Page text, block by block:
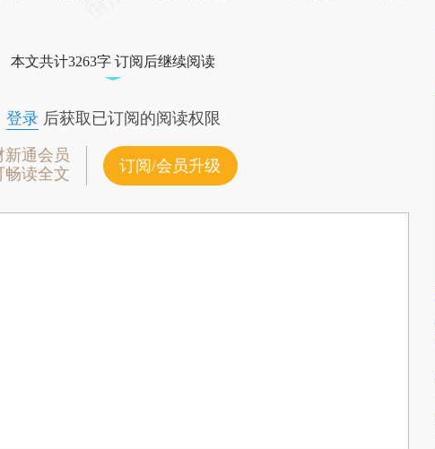
本文共计3263字 订阅后继续阅读
登录后获取已订阅的阅读权限
新通会员
畅读全文
订阅/会员升级